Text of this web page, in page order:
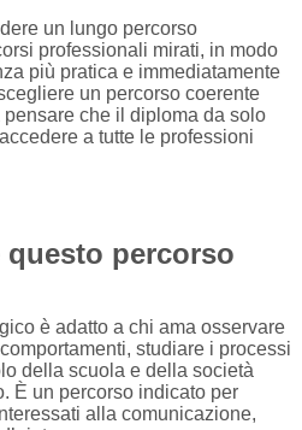
un lungo percorso
professionali mirati, in modo
più pratica e immediatamente
un percorso coerente
che il diploma da solo
a tutte le professioni
questo percorso
è adatto a chi ama osservare
studiare i processi
della scuola e della società
È un percorso indicato per
alla comunicazione,